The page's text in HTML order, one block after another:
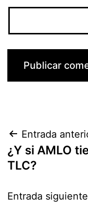
de
Entrada
¿Y si AMLO
TLC?
Entrada siguiente